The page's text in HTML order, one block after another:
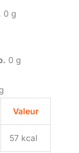
0 g
0 g
Valeur
57 kcal